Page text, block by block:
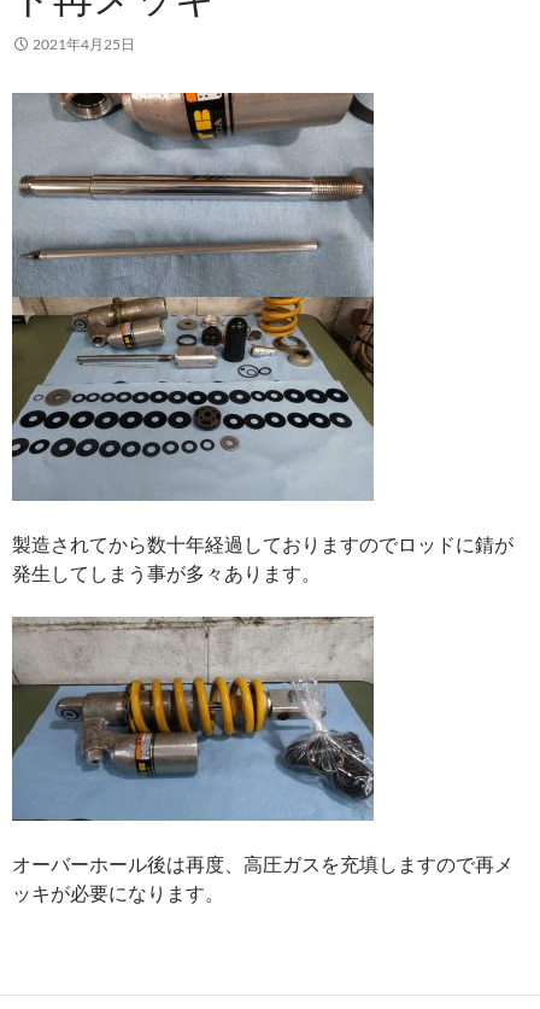
2021年4月25日
製造されてから数十年経過しておりますのでロッドに錆が
発生してしまう事が多々あります。
オーバーホール後は再度、高圧ガスを充填しますので再メ
ッキが必要になります。